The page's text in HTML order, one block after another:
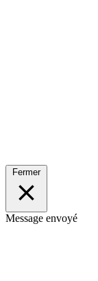
Fermer
Message envoyé